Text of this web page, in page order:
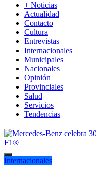
+ Noticias
Actualidad
Contacto
Cultura
Entrevistas
Internacionales
Municipales
Nacionales
Opinión
Provinciales
Salud
Servicios
Tendencias
Internacionales